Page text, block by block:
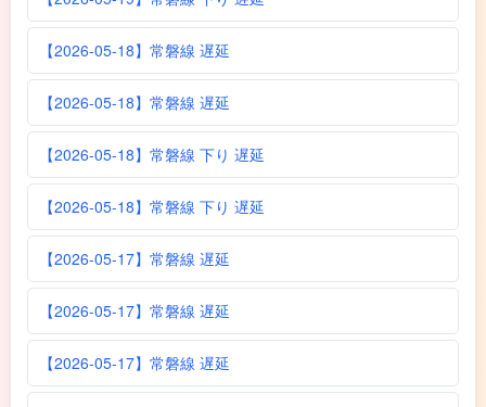
【2026-05-18】常磐線 遅延
【2026-05-18】常磐線 遅延
【2026-05-18】常磐線 下り 遅延
【2026-05-18】常磐線 下り 遅延
【2026-05-17】常磐線 遅延
【2026-05-17】常磐線 遅延
【2026-05-17】常磐線 遅延